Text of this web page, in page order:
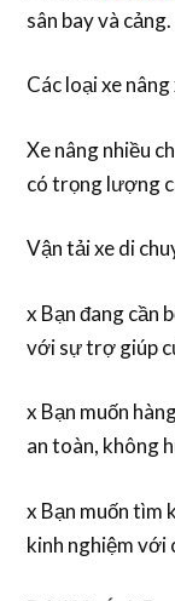
sân bay và
Các loại xe nâng
Xe nâng nhiều
có trọng lượng
Vận tải xe di
x Bạn đang cần
với sự trợ giúp
x Bạn muốn
an toàn, không
x Bạn muốn tìm
kinh nghiệm với